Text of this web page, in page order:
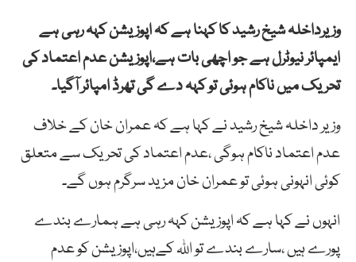
وزیرداخلہ شیخ رشید کا کہنا ہے کہ اپوزیشن کہہ رہی ہے
ایمپائر نیوٹرل ہے جو اچھی بات ہے،اپوزیشن عدم اعتماد کی
تحریک میں ناکام ہوئی تو کہہ دے گی تھرڈ امپائر آگیا۔
وزیر داخلہ شیخ رشید نے کہا ہے کہ عمران خان کے خلاف
عدم اعتماد ناکام ہوگی ،عدم اعتماد کی تحریک سے متعلق
کوئی انہونی ہوئی تو عمران خان مزید سرگرم ہوں گے۔
انہوں نے کہا ہے کہ اپوزیشن کہہ رہی ہے ہمارے بندے
پورے ہیں ،سارے بندے تو اللہ کےہیں،اپوزیشن کو عدم